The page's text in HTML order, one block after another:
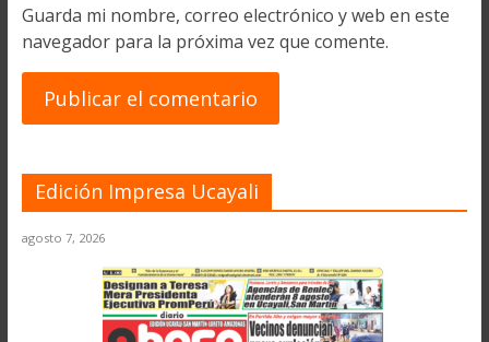
Guarda mi nombre, correo electrónico y web en este
navegador para la próxima vez que comente.
Edición Impresa Ucayali
agosto 7, 2026